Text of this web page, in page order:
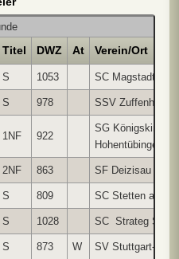
Titel DWZ At Verein/Ort
S 1053 SC Magstadt
S 978 SSV
1NF 922
SG Königskinder
Hohentübingen
2NF 863 SF Deizisau
S 809 SC Stetten a.d.F.
S 1028 SC Strateg
S 873 W SV Stuttgart-